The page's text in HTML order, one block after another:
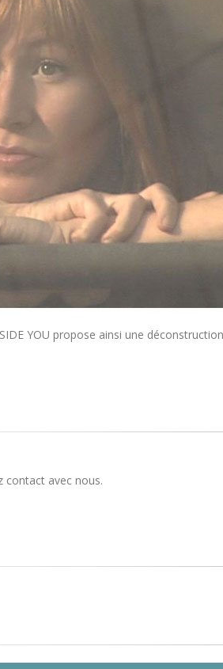
YOU propose ainsi une
contact avec nous.